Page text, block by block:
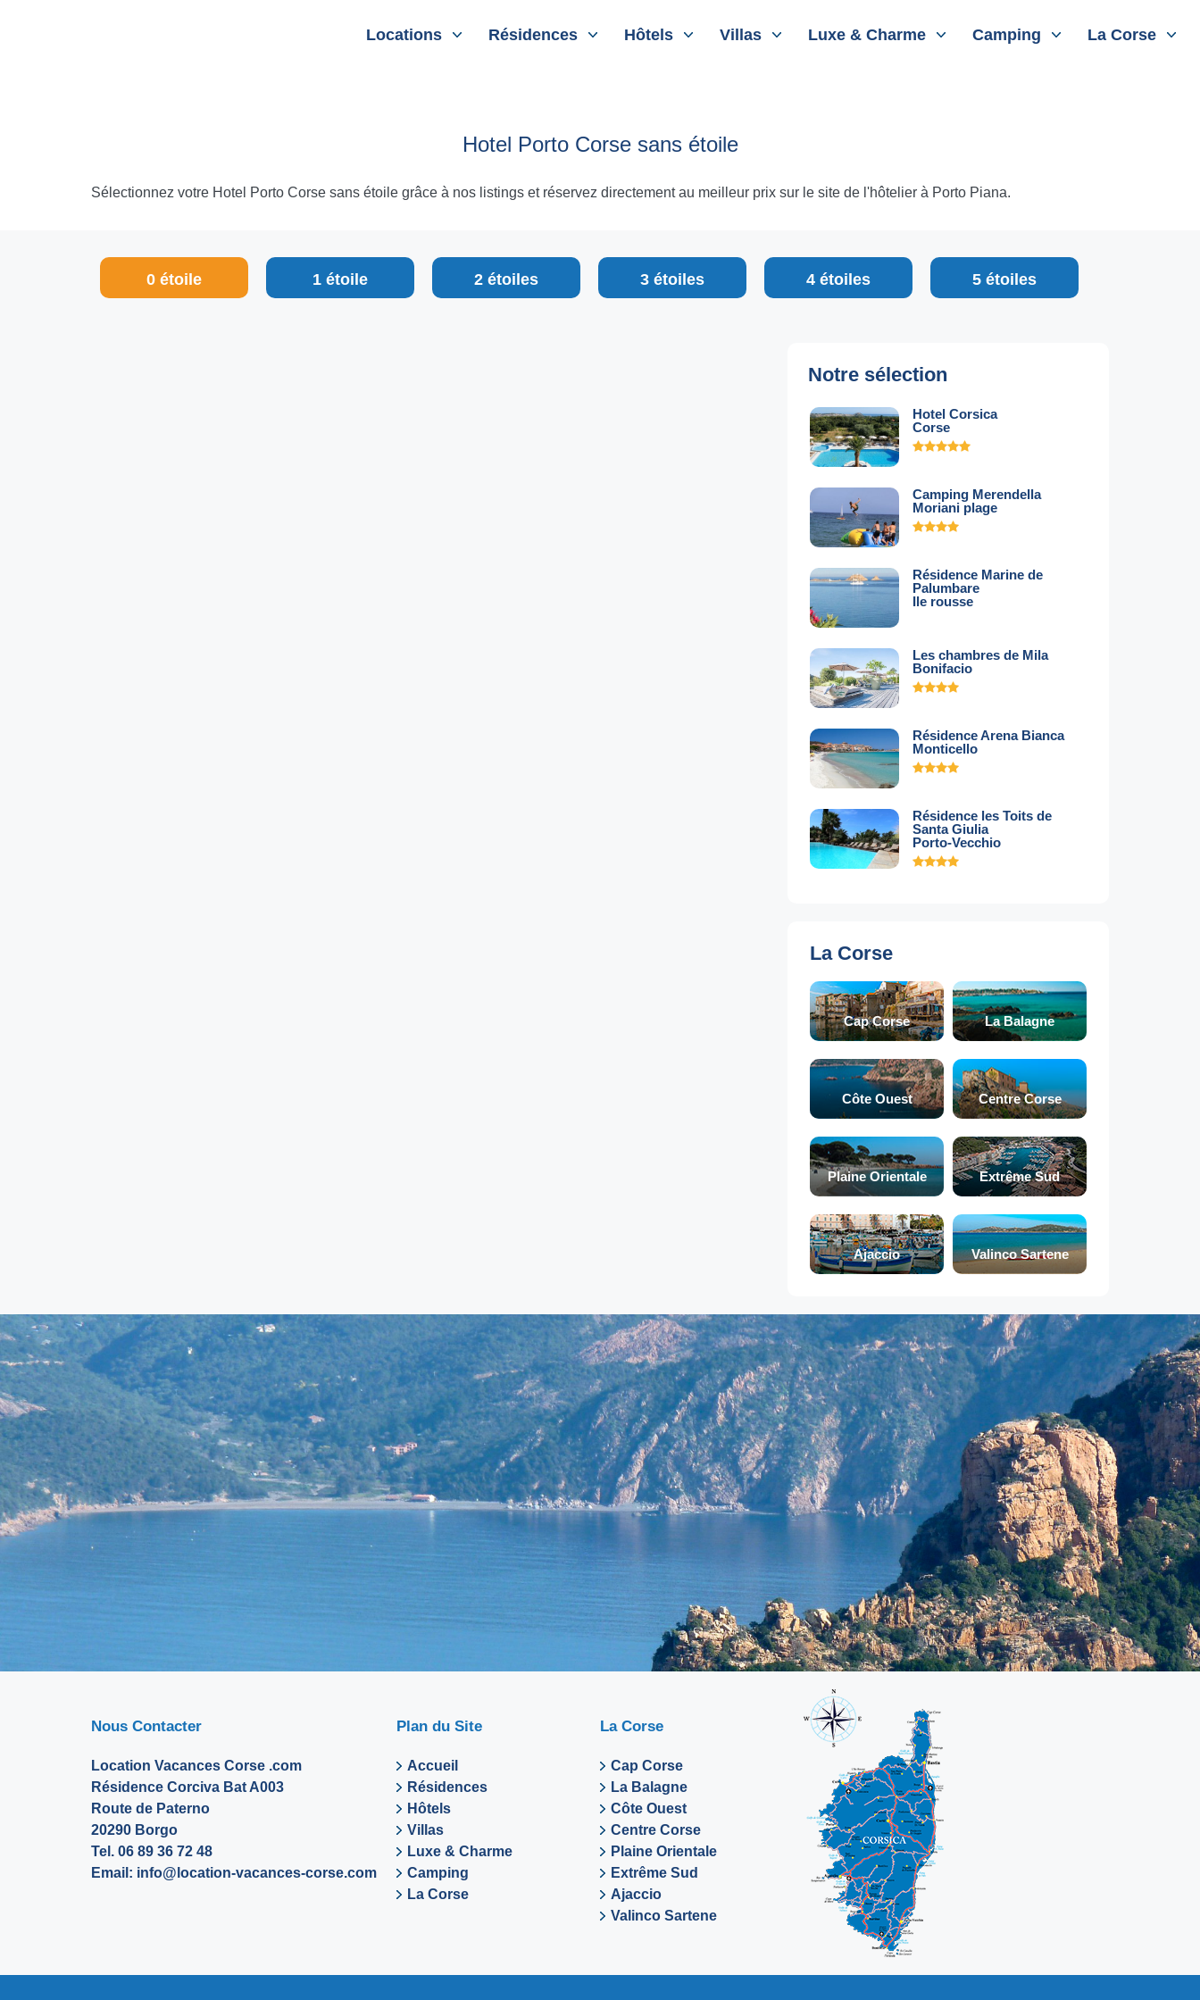
Locations Résidences Hôtels Villas Luxe & Charme Camping La Corse
Hotel Porto Corse sans étoile
Sélectionnez votre Hotel Porto Corse sans étoile grâce à nos listings et réservez directement au meilleur prix sur le site de l'hôtelier à Porto Piana.
0 étoile 1 étoile 2 étoiles 3 étoiles 4 étoiles 5 étoiles
Notre sélection
Hotel Corsica
Corse
Camping Merendella
Moriani plage
Résidence Marine de
Palumbare
Ile rousse
Les chambres de Mila
Bonifacio
Résidence Arena Bianca
Monticello
Résidence les Toits de
Santa Giulia
Porto-Vecchio
La Corse
Cap Corse La Balagne
Côte Ouest Centre Corse
Plaine Orientale Extrême Sud
Ajaccio Valinco Sartene
Nous Contacter
Location Vacances Corse .com
Résidence Corciva Bat A003
Route de Paterno
20290 Borgo
Tel. 06 89 36 72 48
Email: info@location-vacances-corse.com
Plan du Site
Accueil
Résidences
Hôtels
Villas
Luxe & Charme
Camping
La Corse
La Corse
Cap Corse
La Balagne
Côte Ouest
Centre Corse
Plaine Orientale
Extrême Sud
Ajaccio
Valinco Sartene